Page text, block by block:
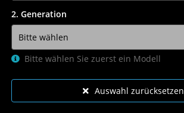
2. Generation
Bitte wählen Sie zuerst ein Modell
Auswahl zurücksetzen